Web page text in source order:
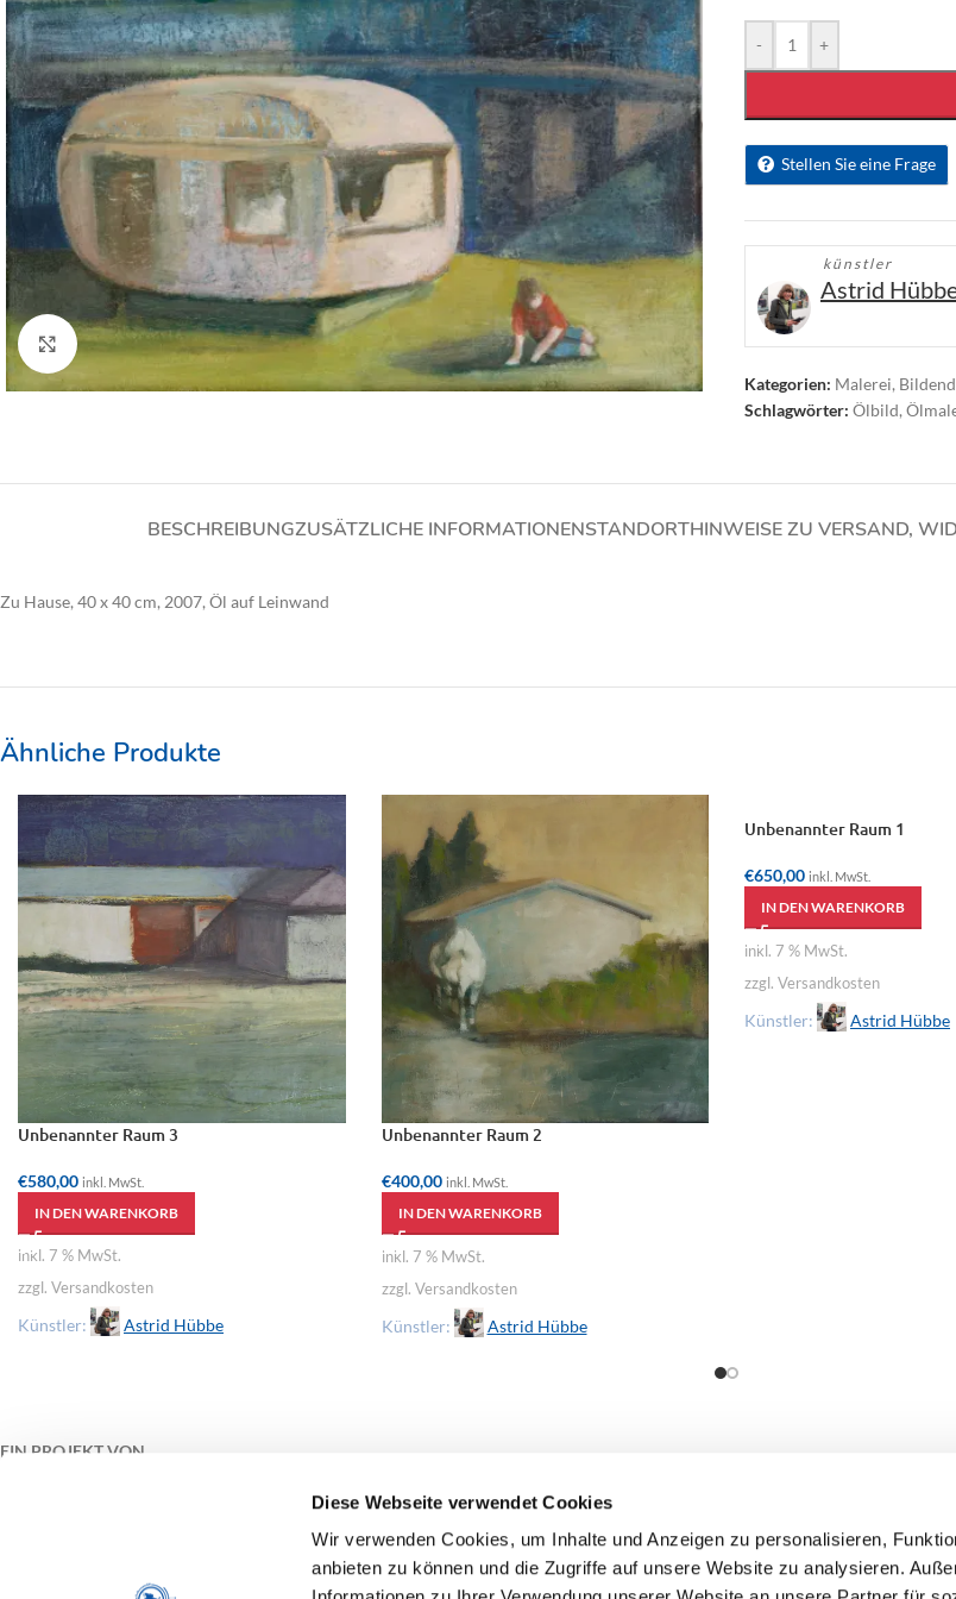
Diese Webseite verwendet Cookies
Wir verwenden Cookies, um Inhalte und Anzeigen zu personalisieren,
anbieten zu können und die Zugriffe auf unsere Website zu analysieren.
Click to enlarge
- +
Stellen Sie eine Frage
künstler
Astrid
Kategorien: Malerei,
Schlagwörter: Ölbild,
BESCHREIBUNGZUSÄTZLICHE INFORMATIONENSTANDORTHINWEISE ZU VERSAND,
Zu Hause, 40 x 40 cm, 2007, Öl auf Leinwand
Ähnliche Produkte
Unbenannter Raum 3
€580,00 inkl. MwSt.
IN DEN WARENKORB
inkl. 7 % MwSt.
zzgl. Versandkosten
Künstler: Astrid Hübbe
Unbenannter Raum 2
€400,00 inkl. MwSt.
IN DEN WARENKORB
inkl. 7 % MwSt.
zzgl. Versandkosten
Künstler: Astrid Hübbe
EIN PROJEKT VON